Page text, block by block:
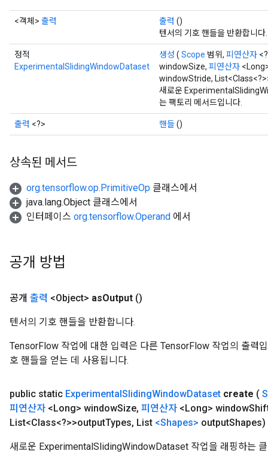
<객체> 출력 출력 ()
텐서의 기호 핸들을 반환합니다.
정적
ExperimentalSlidingWindowDataset
생성 ( Scope 범위, 피연산자
windowSize, 피연산자
windowStride,
새로운
는 팩토리 메서드입니다.
출력 <?> 핸들()
상속된 메서드
org.tensorflow.op.PrimitiveOp 클래스에서
java.lang.Object 클래스에서
인터페이스 org.tensorflow.Operand 에서
공개 방법
공개 출력 <Object> asOutput ()
텐서의 기호 핸들을 반환합니다.
TensorFlow 작업에 대한 입력은 다른 TensorFlow 작업의 출력
호 핸들을 얻는 데 사용됩니다.
public static ExperimentalSlidingWindowDataset create (
피연산자 <Long> windowSize, 피연산자 <Long> window
List<Class<?>>outputTypes, List <Shapes> outputShapes)
새로운 ExperimentalSlidingWindowDataset 작업을 래핑하는